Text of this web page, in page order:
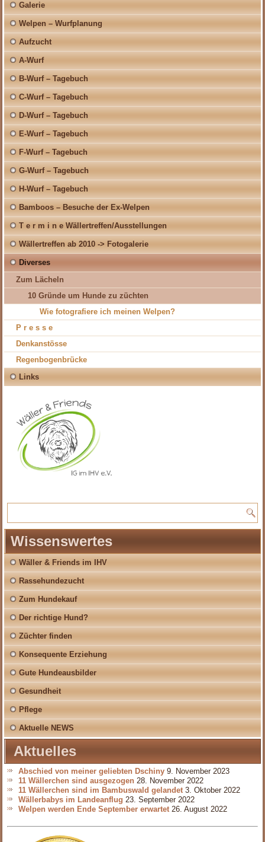
Galerie
Welpen – Wurfplanung
Aufzucht
A-Wurf
B-Wurf – Tagebuch
C-Wurf – Tagebuch
D-Wurf – Tagebuch
E-Wurf – Tagebuch
F-Wurf – Tagebuch
G-Wurf – Tagebuch
H-Wurf – Tagebuch
Bamboos – Besuche der Ex-Welpen
T e r m i n e Wällertreffen/Ausstellungen
Wällertreffen ab 2010 -> Fotogalerie
Diverses
Zum Lächeln
10 Gründe um Hunde zu züchten
Wie fotografiere ich meinen Welpen?
P r e s s e
Denkanstösse
Regenbogenbrücke
Links
Wissenswertes
Wäller & Friends im IHV
Rassehundezucht
Zum Hundekauf
Der richtige Hund?
Züchter finden
Konsequente Erziehung
Gute Hundeausbilder
Gesundheit
Pflege
Aktuelle NEWS
Aktuelles
Abschied von meiner geliebten Dschiny 9. November 2023
11 Wällerchen sind ausgezogen 28. November 2022
11 Wällerchen sind im Bambuswald gelandet 3. Oktober 2022
Wällerbabys im Landeanflug 23. September 2022
Welpen werden Ende September erwartet 26. August 2022